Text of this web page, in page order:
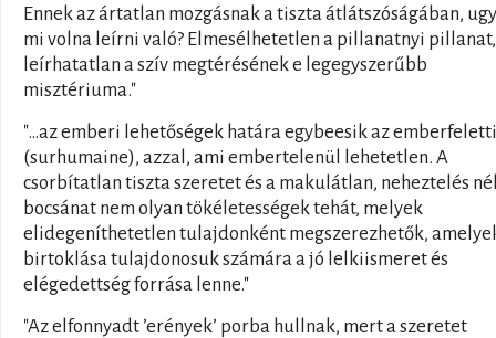
Ennek az ártatlan mozgásnak a tiszta átlátszóságában,
mi volna leírni való? Elmesélhetetlen a pillanatnyi pillanat,
leírhatatlan a szív megtérésének e legegyszerűbb
misztériuma."
"…az emberi lehetőségek határa egybeesik az
(surhumaine), azzal, ami embertelenül lehetetlen. A
csorbítatlan tiszta szeretet és a makulátlan, neheztelés
bocsánat nem olyan tökéletességek tehát, melyek
elidegeníthetetlen tulajdonként megszerezhetők,
birtoklása tulajdonosuk számára a jó lelkiismeret és
elégedettség forrása lenne."
"Az elfonnyadt ’erények’ porba hullnak, mert a szeretet